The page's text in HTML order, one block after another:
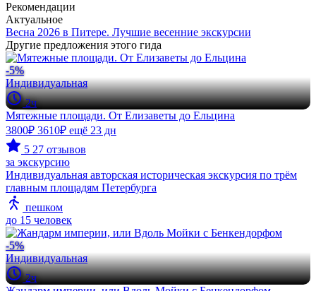
Рекомендации
Актуальное
Весна 2026 в Питере. Лучшие весенние экскурсии
Другие предложения этого гида
-5%
Индивидуальная
2ч
Мятежные площади. От Елизаветы до Ельцина
3800₽ 3610₽ ещё 23 дн
5 27 отзывов
за экскурсию
Индивидуальная авторская историческая экскурсия по трём
главным площадям Петербурга
пешком
до 15 человек
-5%
Индивидуальная
2ч